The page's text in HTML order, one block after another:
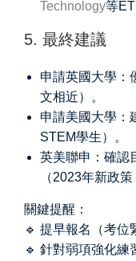
Technology等
5. 最終建議
申請英國大學：
文相近）。
申請美國大學：
STEM學生）。
英美聯申：確認
（2023年新政
關鍵提醒：
🔹 提早報名（考位
🔹 針對弱項強化練